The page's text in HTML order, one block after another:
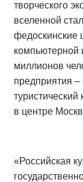
творческого
вселенной
федоскинские
компьютерной
миллионов
предприятия –
туристический
в центре
«Российская